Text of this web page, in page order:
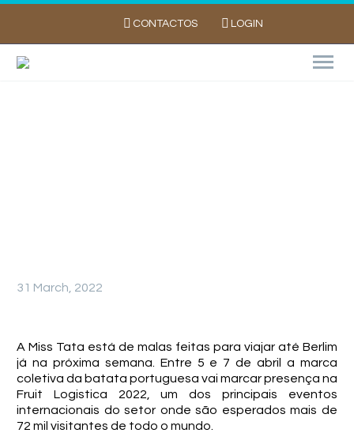
CONTACTOS LOGIN
31 March, 2022
A Miss Tata está de malas feitas para viajar até Berlim
já na próxima semana. Entre 5 e 7 de abril a marca
coletiva da batata portuguesa vai marcar presença na
Fruit Logistica 2022, um dos principais eventos
internacionais do setor onde são esperados mais de
72 mil visitantes de todo o mundo.